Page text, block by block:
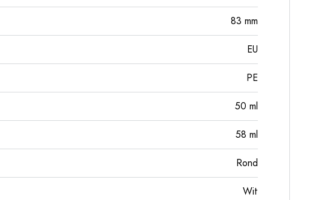
83 mm
EU
PE
50 ml
58 ml
Rond
Wit